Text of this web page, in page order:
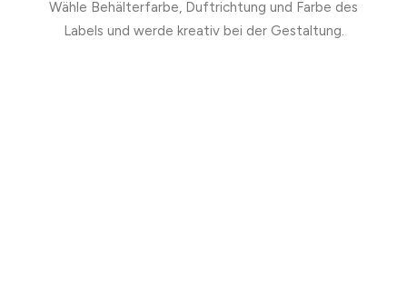
Wähle Behälterfarbe, Duftrichtung und Farbe des
Labels und werde kreativ bei der Gestaltung.